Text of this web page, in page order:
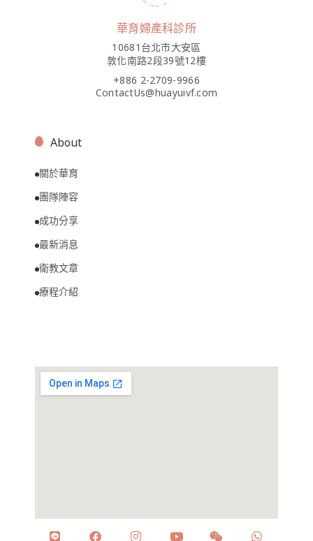
華育婦產科診所
10681台北市大安區
敦化南路2段39號12樓
+886 2-2709-9966
ContactUs@huayuivf.com
About
關於華育
團隊陣容
成功分享
最新消息
衛教文章
療程介紹